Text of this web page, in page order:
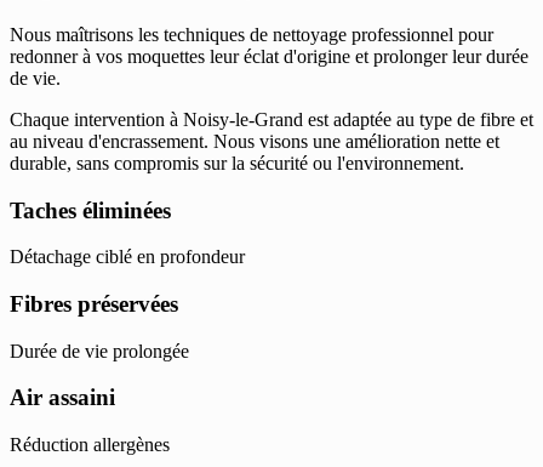
Nous maîtrisons les techniques de nettoyage professionnel pour
redonner à vos moquettes leur éclat d'origine et prolonger leur durée
de vie.
Chaque intervention à Noisy-le-Grand est adaptée au type de fibre et
au niveau d'encrassement. Nous visons une amélioration nette et
durable, sans compromis sur la sécurité ou l'environnement.
Taches éliminées
Détachage ciblé en profondeur
Fibres préservées
Durée de vie prolongée
Air assaini
Réduction allergènes